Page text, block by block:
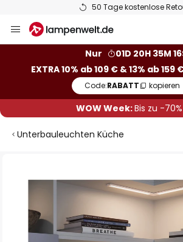
50 Tage kostenlose
Inhalt
Nur
01D 20H 35M
EXTRA 10% ab 109 € & 13% ab 159
Code:RABATT kopieren
WOW Week:Bis zu -70%
Unterbauleuchten Küche
Bildgalerie
springen